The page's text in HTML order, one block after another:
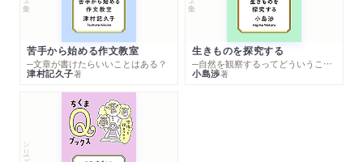
苦手から始める作文教室
─文章が書けたらいいことはある？
津村記久子著
生きものを探究する
─自然を観察するってどういうこと？
小島渉著
シリーズ・全集